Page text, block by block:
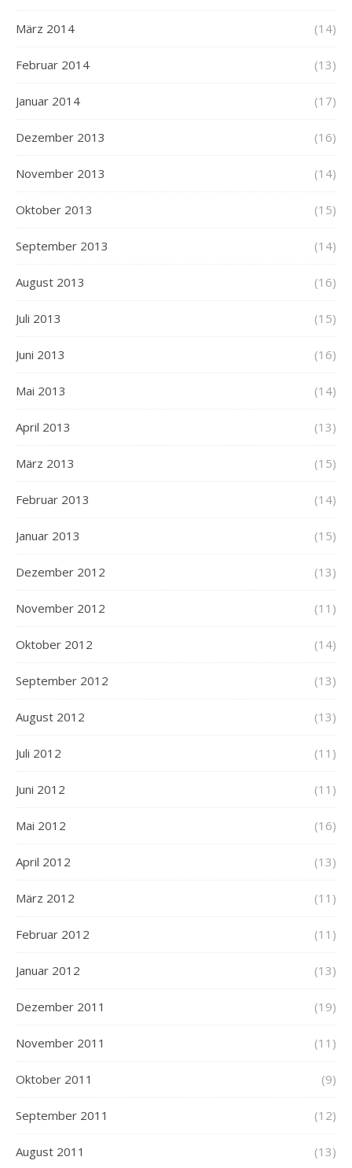
März 2014 (14)
Februar 2014 (13)
Januar 2014 (17)
Dezember 2013 (16)
November 2013 (14)
Oktober 2013 (15)
September 2013 (14)
August 2013 (16)
Juli 2013 (15)
Juni 2013 (16)
Mai 2013 (14)
April 2013 (13)
März 2013 (15)
Februar 2013 (14)
Januar 2013 (15)
Dezember 2012 (13)
November 2012 (11)
Oktober 2012 (14)
September 2012 (13)
August 2012 (13)
Juli 2012 (11)
Juni 2012 (11)
Mai 2012 (16)
April 2012 (13)
März 2012 (11)
Februar 2012 (11)
Januar 2012 (13)
Dezember 2011 (19)
November 2011 (11)
Oktober 2011 (9)
September 2011 (12)
August 2011 (13)